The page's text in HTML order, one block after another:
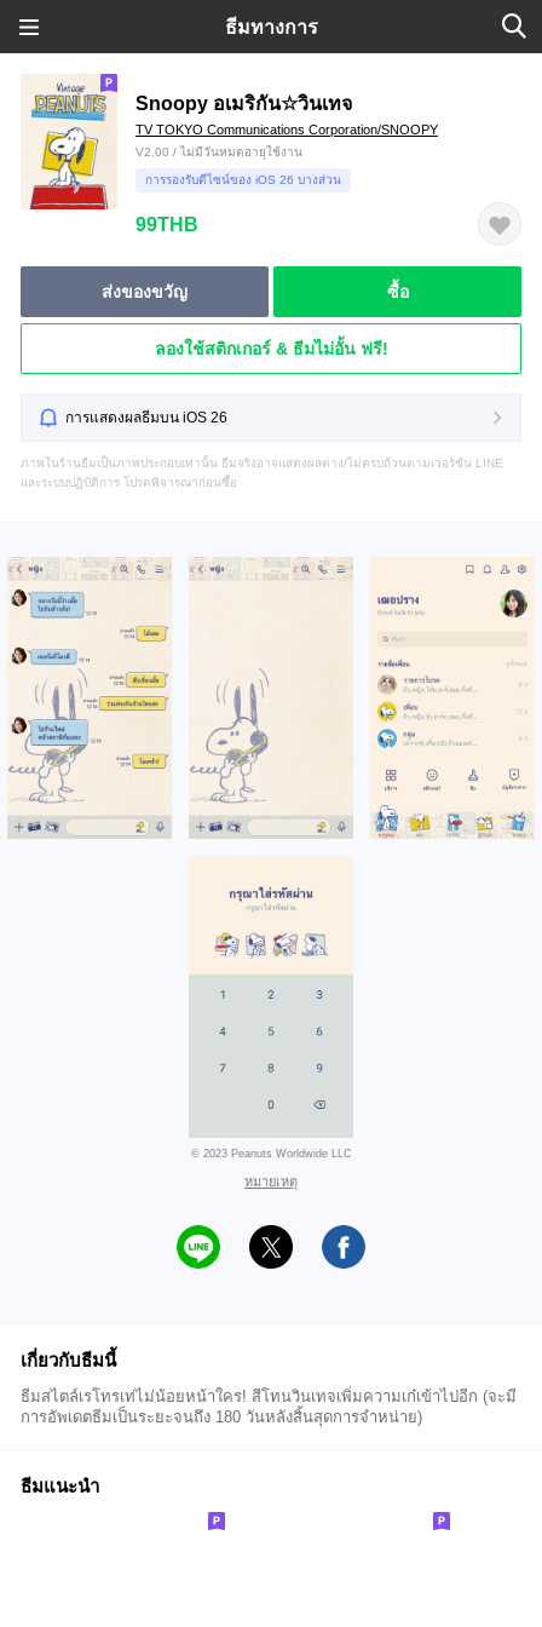
ธีมทางการ
Snoopy อเมริกัน☆วินเทจ
TV TOKYO Communications Corporation/SNOOPY
V2.00 / ไม่มีวันหมดอายุใช้งาน
การรองรับดีไซน์ของ iOS 26 บางส่วน
99THB
ส่งของขวัญ ซื้อ
ลองใช้สติกเกอร์ & ธีมไม่อั้น ฟรี!
การแสดงผลธีมบน iOS 26
ภาพในร้านธีมเป็นภาพประกอบเท่านั้น ธีมจริงอาจแสดงผลต่าง/ไม่ครบถ้วนตามเวอร์ชัน LINE
และระบบปฏิบัติการ โปรดพิจารณาก่อนซื้อ
© 2023 Peanuts Worldwide LLC
หมายเหตุ
เกี่ยวกับธีมนี้
ธีมสไตล์เรโทรเท่ไม่น้อยหน้าใคร! สีโทนวินเทจเพิ่มความเก๋เข้าไปอีก (จะมี
การอัพเดตธีมเป็นระยะจนถึง 180 วันหลังสิ้นสุดการจำหน่าย)
ธีมแนะนำ